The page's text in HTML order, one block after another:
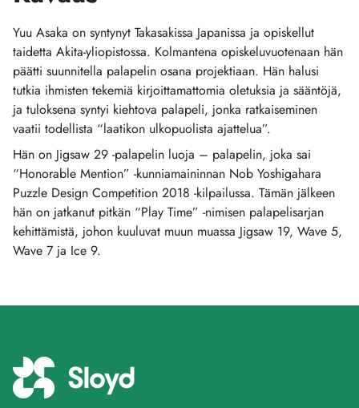
Yuu Asaka on syntynyt Takasakissa Japanissa ja opiskellut
taidetta Akita-yliopistossa. Kolmantena opiskeluvuotenaan hän
päätti suunnitella palapelin osana projektiaan. Hän halusi
tutkia ihmisten tekemiä kirjoittamattomia oletuksia ja sääntöjä,
ja tuloksena syntyi kiehtova palapeli, jonka ratkaiseminen
vaatii todellista “laatikon ulkopuolista ajattelua”.
Hän on Jigsaw 29 -palapelin luoja – palapelin, joka sai
“Honorable Mention” -kunniamaininnan Nob Yoshigahara
Puzzle Design Competition 2018 -kilpailussa. Tämän jälkeen
hän on jatkanut pitkän “Play Time” -nimisen palapelisarjan
kehittämistä, johon kuuluvat muun muassa Jigsaw 19, Wave 5,
Wave 7 ja Ice 9.